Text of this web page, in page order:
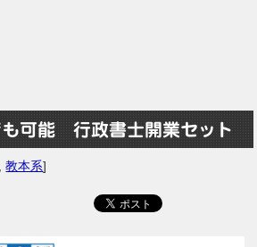
も可能 行政書士開業セット
,教本系]